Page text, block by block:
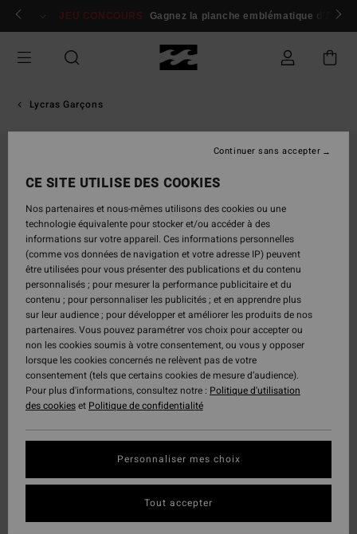
Passer
Se connecter / s'inscrire
JEU CONCOURS Gagnez la planche emblématique d'Andy
Lycras Garçons
CE SITE UTILISE DES COOKIES
Nos partenaires et nous-mêmes utilisons des cookies ou une
technologie équivalente pour stocker et/ou accéder à des
informations sur votre appareil. Ces informations personnelles
(comme vos données de navigation et votre adresse IP) peuvent
être utilisées pour vous présenter des publications et du contenu
personnalisés ; pour mesurer la performance publicitaire et du
contenu ; pour personnaliser les publicités ; et en apprendre plus
sur leur audience ; pour développer et améliorer les produits de nos
partenaires. Vous pouvez paramétrer vos choix pour accepter ou
non les cookies soumis à votre consentement, ou vous y opposer
lorsque les cookies concernés ne relèvent pas de votre
consentement (tels que certains cookies de mesure d’audience).
Pour plus d'informations, consultez notre : Politique d'utilisation
des cookieset Politique de confidentialité
Personnaliser mes choix
Continuer sans accepter
Tout accepter